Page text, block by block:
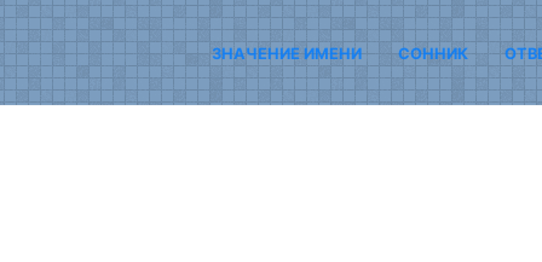
ЗНАЧЕНИЕ ИМЕНИ СОННИК